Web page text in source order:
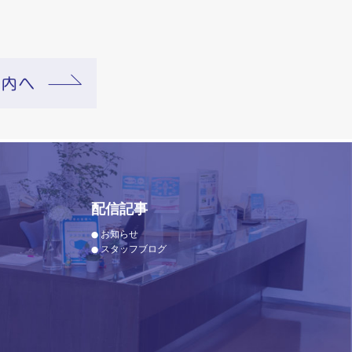
配信記事
お知らせ
スタッフブログ